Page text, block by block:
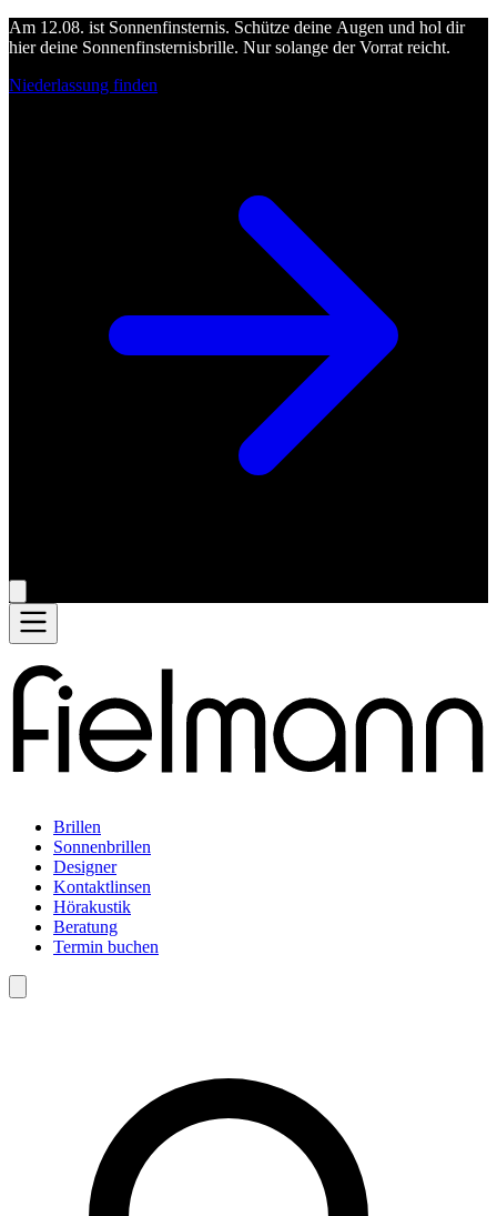
Am 12.08. ist Sonnenfinsternis. Schütze deine Augen und hol dir
hier deine Sonnenfinsternisbrille. Nur solange der Vorrat reicht.
Niederlassung finden
Brillen
Sonnenbrillen
Designer
Kontaktlinsen
Hörakustik
Beratung
Termin buchen